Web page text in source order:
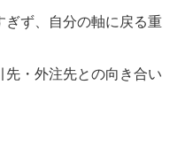
ぎず、自分の軸に戻る重
・外注先との向き合い